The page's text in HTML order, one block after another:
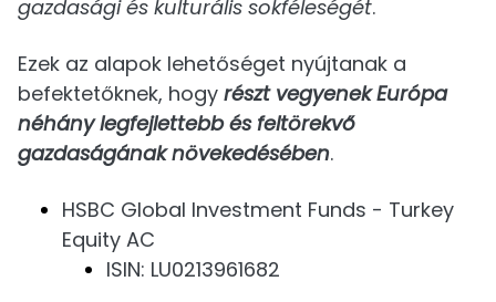
gazdasági és kulturális sokféleségét.
Ezek az alapok lehetőséget nyújtanak a
befektetőknek, hogy részt vegyenek Európa
néhány legfejlettebb és feltörekvő
gazdaságának növekedésében.
HSBC Global Investment Funds - Turkey
Equity AC
ISIN: LU0213961682